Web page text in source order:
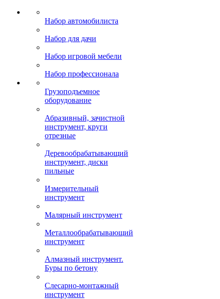
Набор автомобилиста
Набор для дачи
Набор игровой мебели
Набор профессионала
Грузоподъемное
оборудование
Абразивный, зачистной
инструмент, круги
отрезные
Деревообрабатывающий
инструмент, диски
пильные
Измерительный
инструмент
Малярный инструмент
Металлообрабатывающий
инструмент
Алмазный инструмент.
Буры по бетону
Слесарно-монтажный
инструмент